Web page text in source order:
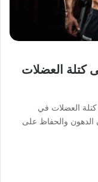
كتلة العضلات
العضلات في
والحفاظ على